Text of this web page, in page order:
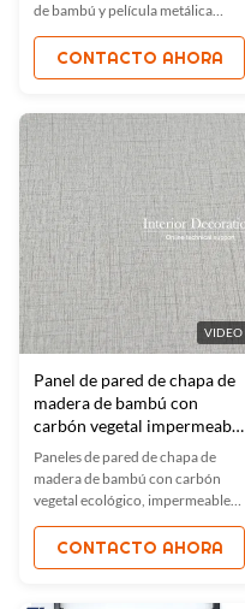
de bambú y película metálica
combinan durabilidad,
sostenibilidad y elegancia. Con
propiedades impermeables,
sonido, estos paneles son ideales
para hoteles, oficinas y hogares.
Tamaños y colores
personalizados disponibles, con
certificación ISO9001. Fácil
instalación y diseño ecológico.
CONTACTO AHORA
VIDEO
Panel de pared de chapa de
madera de bambú con
carbón vegetal impermeable
1220x2440mm
Paneles de pared de chapa de
madera de bambú con carbón
vegetal ecológico, impermeables,
con características de resistencia
a la humedad, al fuego y de
absorción de sonido. Fáciles de
CONTACTO AHORA